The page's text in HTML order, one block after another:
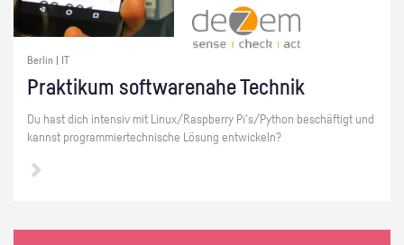
Berlin | IT
Prak­ti­kum soft­ware­na­he Tech­nik
Du hast dich in­ten­siv mit Linux/Raspber­ry Pi's/Py­thon be­schäf­tigt und
kannst pro­gram­mier­tech­ni­sche Lö­sung ent­wi­ckeln?